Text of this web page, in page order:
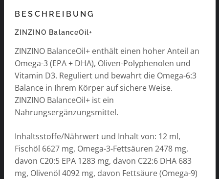
BESCHREIBUNG
ZINZINO BalanceOil+
ZINZINO BalanceOil+ enthält einen hoher Anteil an
Omega-3 (EPA + DHA), Oliven-Polyphenolen und
Vitamin D3. Reguliert und bewahrt die Omega-6:3
Balance in Ihrem Körper auf sichere Weise.
ZINZINO BalanceOil+ ist ein
Nahrungsergänzungsmittel.
Inhaltsstoffe/Nährwert und Inhalt von: 12 ml,
Fischöl 6627 mg, Omega-3-Fettsäuren 2478 mg,
davon C20:5 EPA 1283 mg, davon C22:6 DHA 683
mg, Olivenöl 4092 mg, davon Fettsäure (Omega-9)